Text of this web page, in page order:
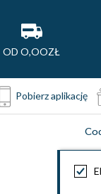
OD O,OOZŁ
Pobierz aplikację